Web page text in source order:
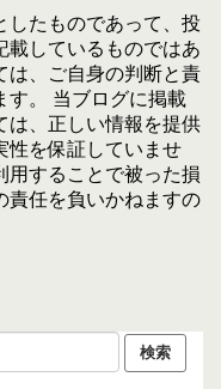
したものであって、投
載しているものではあ
は、ご自身の判断と責
す。 当ブログに掲載
は、正しい情報を提供
性を保証していませ
用することで被った損
責任を負いかねますの